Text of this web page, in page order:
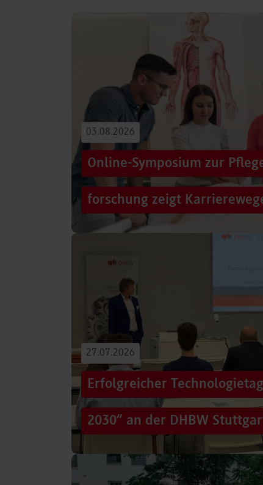
03.08.2026
Online-Symposium zur
forschung zeigt
Von der Promotion in Australien über die
Führungsaufgaben – Drei…
Beitrag lesen
27.07.2026
Erfolgreicher
2030“ an der DHBW
Wie gelingt Transformation in einer Zeit,
und gesellschaftliche
Genau…